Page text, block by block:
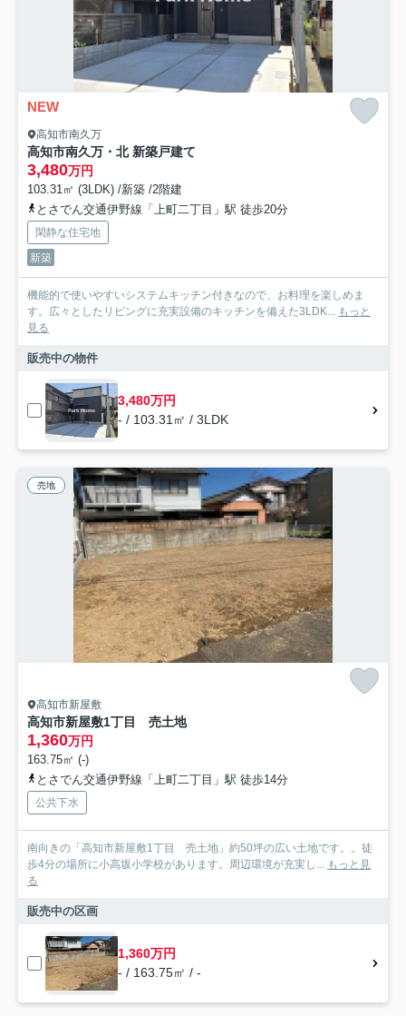
NEW
高知市南久万
高知市南久万・北 新築戸建て
3,480万円
103.31㎡ (3LDK) /新築 /2階建
とさでん交通伊野線「上町二丁目」駅 徒歩20分
閑静な住宅地
新築
機能的で使いやすいシステムキッチン付きなので、お料理を楽しめま
す。広々としたリビングに充実設備のキッチンを備えた3LDK... もっと
見る
販売中の物件
3,480万円
- / 103.31㎡ / 3LDK
売地
高知市新屋敷
高知市新屋敷1丁目 売土地
1,360万円
163.75㎡ (-)
とさでん交通伊野線「上町二丁目」駅 徒歩14分
公共下水
南向きの「高知市新屋敷1丁目 売土地」約50坪の広い土地です。。徒
歩4分の場所に小高坂小学校があります。周辺環境が充実し... もっと見
る
販売中の区画
1,360万円
- / 163.75㎡ / -